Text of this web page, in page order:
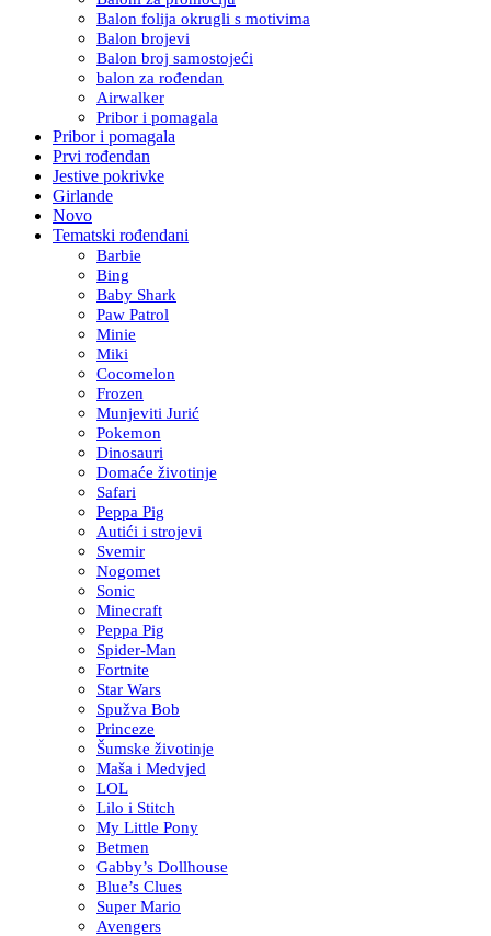
Balon folija okrugli s motivima
Balon brojevi
Balon broj samostojeći
balon za rođendan
Airwalker
Pribor i pomagala
Pribor i pomagala
Prvi rođendan
Jestive pokrivke
Girlande
Novo
Tematski rođendani
Barbie
Bing
Baby Shark
Paw Patrol
Minie
Miki
Cocomelon
Frozen
Munjeviti Jurić
Pokemon
Dinosauri
Domaće životinje
Safari
Peppa Pig
Autići i strojevi
Svemir
Nogomet
Sonic
Minecraft
Peppa Pig
Spider-Man
Fortnite
Star Wars
Spužva Bob
Princeze
Šumske životinje
Maša i Medvjed
LOL
Lilo i Stitch
My Little Pony
Betmen
Gabby’s Dollhouse
Blue’s Clues
Super Mario
Avengers